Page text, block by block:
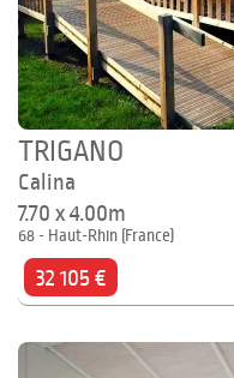
TRIGANO
Calina
7.70 x 4.00m
68 - Haut-Rhin (France)
32 105 €